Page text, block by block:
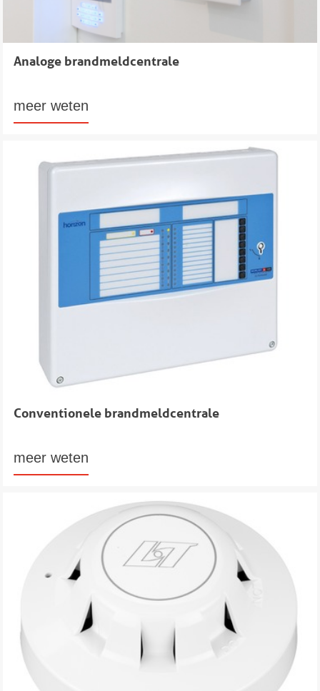
Analoge brandmeldcentrale
meer weten
Conventionele brandmeldcentrale
meer weten